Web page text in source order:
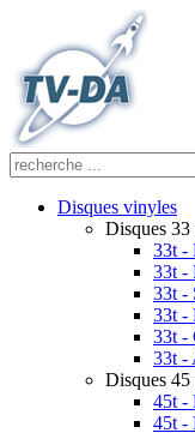
Disques vinyles
Disques 33
33t -
33t -
33t -
33t -
33t -
33t -
Disques 45
45t -
45t -